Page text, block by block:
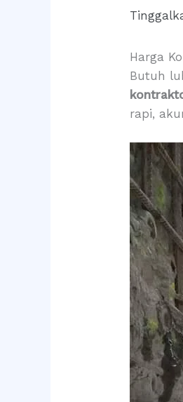
Harga
Butuh
rapi,